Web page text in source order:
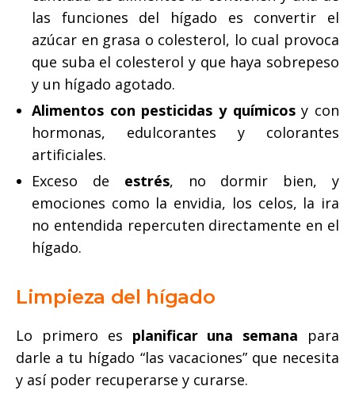
las funciones del hígado es convertir el
azúcar en grasa o colesterol, lo cual provoca
que suba el colesterol y que haya sobrepeso
y un hígado agotado.
Alimentos con pesticidas y químicosy con
hormonas, edulcorantes y colorantes
artificiales.
Exceso de estrés, no dormir bien, y
emociones como la envidia, los celos, la ira
no entendida repercuten directamente en el
hígado.
Limpieza del hígado
Lo primero es planificar una semana para
darle a tu hígado “las vacaciones” que necesita
y así poder recuperarse y curarse.